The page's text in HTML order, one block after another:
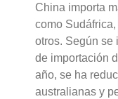
China importa
como
otros. Según se
de importación
año, se ha
australianas y